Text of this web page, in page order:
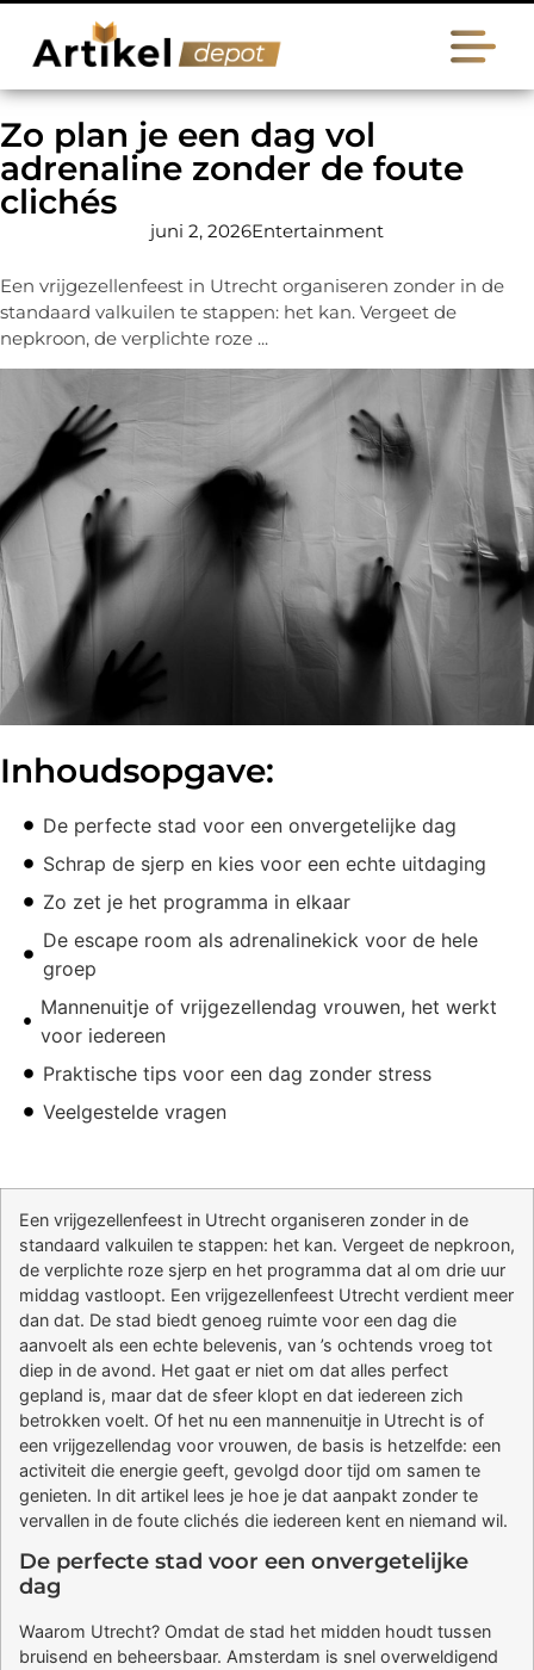
Zo plan je een dag vol
adrenaline zonder de foute
clichés
juni 2, 2026Entertainment
Een vrijgezellenfeest in Utrecht organiseren zonder in de
standaard valkuilen te stappen: het kan. Vergeet de
nepkroon, de verplichte roze ...
Inhoudsopgave:
De perfecte stad voor een onvergetelijke dag
Schrap de sjerp en kies voor een echte uitdaging
Zo zet je het programma in elkaar
De escape room als adrenalinekick voor de hele
groep
Mannenuitje of vrijgezellendag vrouwen, het werkt
voor iedereen
Praktische tips voor een dag zonder stress
Veelgestelde vragen
Een vrijgezellenfeest in Utrecht organiseren zonder in de
standaard valkuilen te stappen: het kan. Vergeet de nepkroon,
de verplichte roze sjerp en het programma dat al om drie uur
middag vastloopt. Een vrijgezellenfeest Utrecht verdient meer
dan dat. De stad biedt genoeg ruimte voor een dag die
aanvoelt als een echte belevenis, van ’s ochtends vroeg tot
diep in de avond. Het gaat er niet om dat alles perfect
gepland is, maar dat de sfeer klopt en dat iedereen zich
betrokken voelt. Of het nu een mannenuitje in Utrecht is of
een vrijgezellendag voor vrouwen, de basis is hetzelfde: een
activiteit die energie geeft, gevolgd door tijd om samen te
genieten. In dit artikel lees je hoe je dat aanpakt zonder te
vervallen in de foute clichés die iedereen kent en niemand wil.
De perfecte stad voor een onvergetelijke
dag
Waarom Utrecht? Omdat de stad het midden houdt tussen
bruisend en beheersbaar. Amsterdam is snel overweldigend